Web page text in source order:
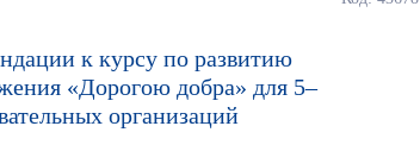
к курсу по развитию
«Дорогою добра» для 5–
организаций